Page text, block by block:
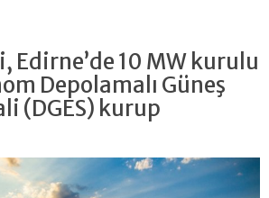
Edirne’de 10 MW kurulu
Depolamalı Güneş
(DGES) kurup